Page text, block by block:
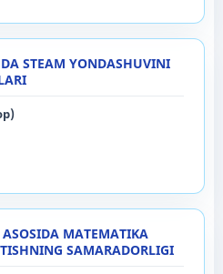
STEAM YONDASHUVINI
MATEMATIKA
SAMARADORLIGI